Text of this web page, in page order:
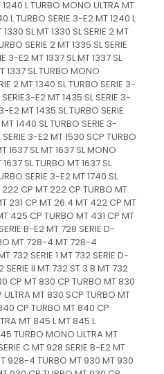
L TURBO MONO ULTRA MT
L TURBO SERIE 3-E2 MT 1240 L
SL MT 1330 SL SERIE 2 MT
SERIE 2 MT 1335 SL SERIE
3-E2 MT 1337 SL MT 1337 SL
1337 SL TURBO MONO
2 MT 1340 SL TURBO SERIE 3-
E2 MT 1435 SL SERIE 3-
E2 MT 1435 SL TURBO SERIE
1440 SL TURBO SERIE 3-
3-E2 MT 1530 SCP TURBO
1637 SL MT 1637 SL MONO
SL TURBO MT 1637 SL
SERIE 3-E2 MT 1740 SL
222 CP MT 222 CP TURBO MT
231 CP MT 26.4 MT 422 CP MT
425 CP TURBO MT 431 CP MT
B-E2 MT 728 SERIE D-
MT 728-4 MT 728-4
732 SERIE 1 MT 732 SERIE D-
SERIE II MT 732 ST 3 B MT 732
CP MT 830 CP TURBO MT 830
MT 830 SCP TURBO MT
CP TURBO MT 840 CP
MT 845 L MT 845 L
TURBO MONO ULTRA MT
C MT 928 SERIE B-E2 MT
928-4 TURBO MT 930 MT 930